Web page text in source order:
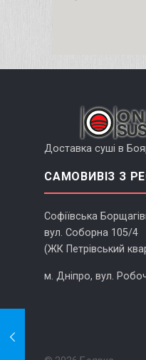
Доставка суші в
САМОВИВІЗ З
Софіївська
вул. Соборна 105/4
(ЖК Петрівський
м. Дніпро, вул.